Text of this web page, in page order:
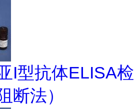
I型抗体ELISA检
断法）